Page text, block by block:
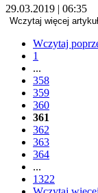
29.03.2019 | 06:35
Wczytaj więcej
Wczytaj
1
...
358
359
360
361
362
363
364
...
1322